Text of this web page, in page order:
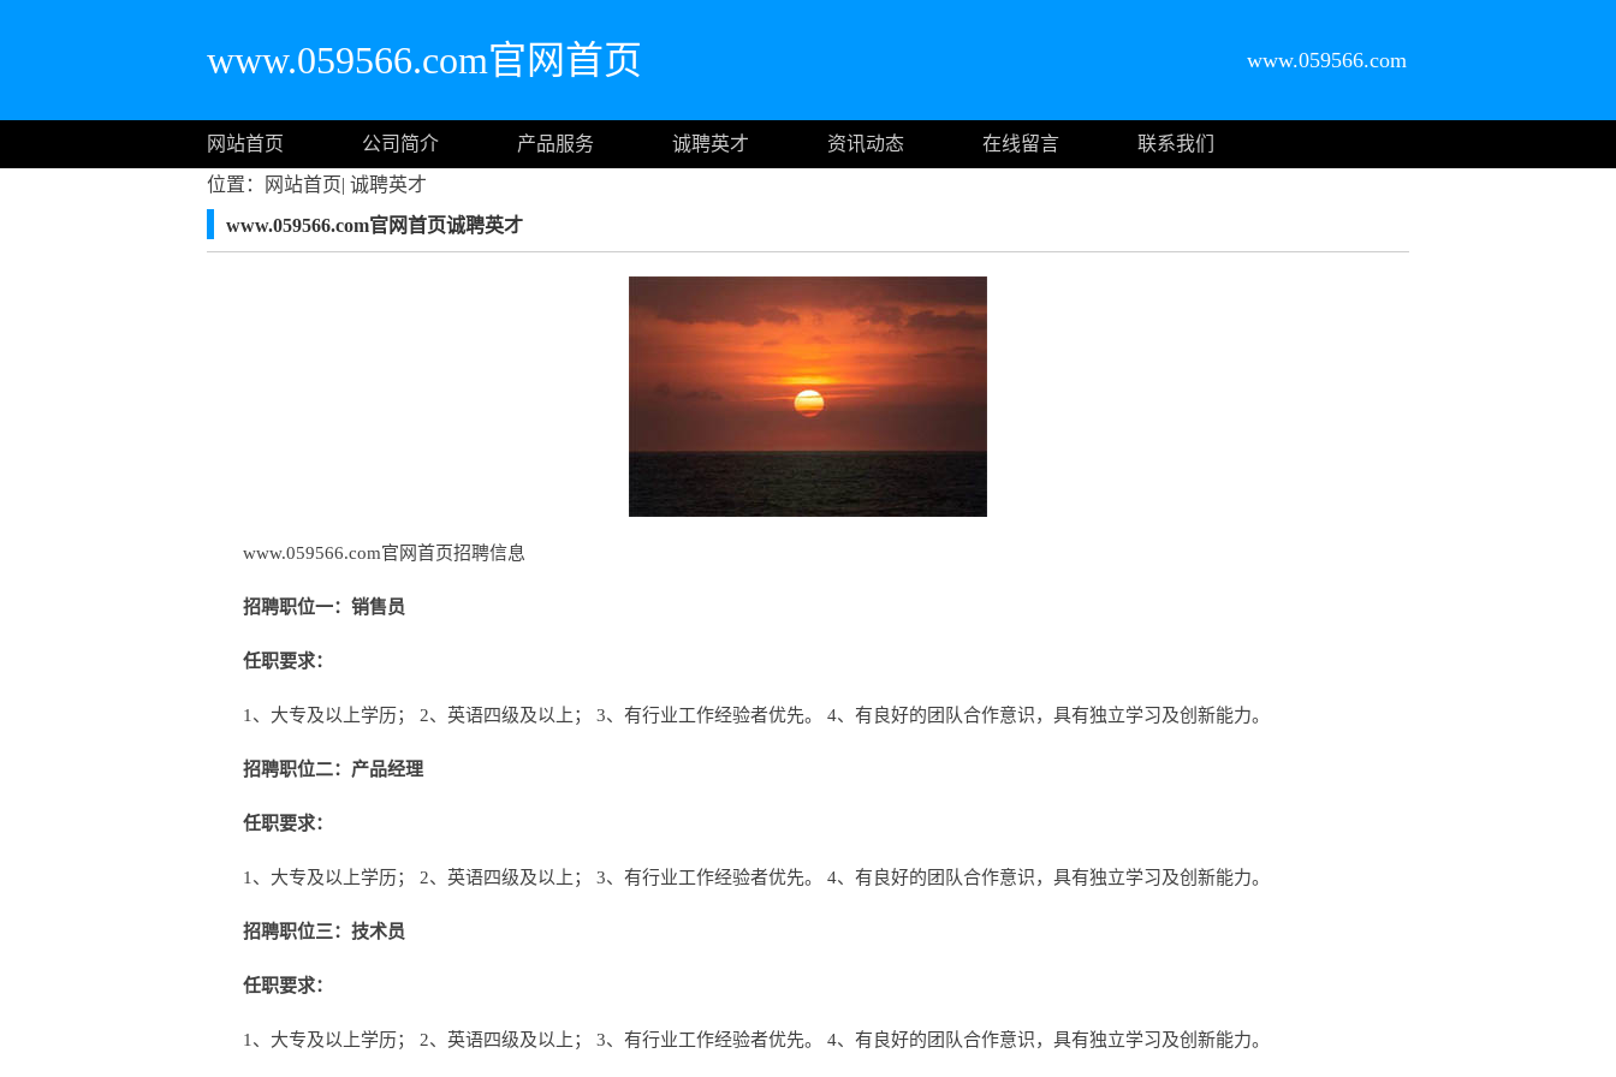
www.059566.com官网首页 www.059566.com
网站首页 公司简介 产品服务 诚聘英才 资讯动态 在线留言
联系我们
位置：
网站首页| 诚聘英才
www.059566.com官网首页诚聘英才
www.059566.com官网首页招聘信息
招聘职位一：销售员
任职要求：
1、大专及以上学历； 2、英语四级及以上； 3、有行业工作经验者优先。 4、有良好的团队合作意识，具有独立学习及创新能力。
招聘职位二：产品经理
任职要求：
1、大专及以上学历； 2、英语四级及以上； 3、有行业工作经验者优先。 4、有良好的团队合作意识，具有独立学习及创新能力。
招聘职位三：技术员
任职要求：
1、大专及以上学历； 2、英语四级及以上； 3、有行业工作经验者优先。 4、有良好的团队合作意识，具有独立学习及创新能力。